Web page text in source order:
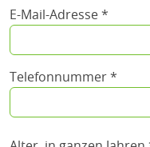
E-Mail-Adresse *
Telefonnummer *